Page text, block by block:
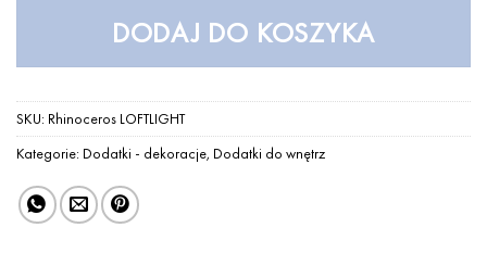
DODAJ DO KOSZYKA
SKU: Rhinoceros LOFTLIGHT
Kategorie: Dodatki - dekoracje, Dodatki do wnętrz